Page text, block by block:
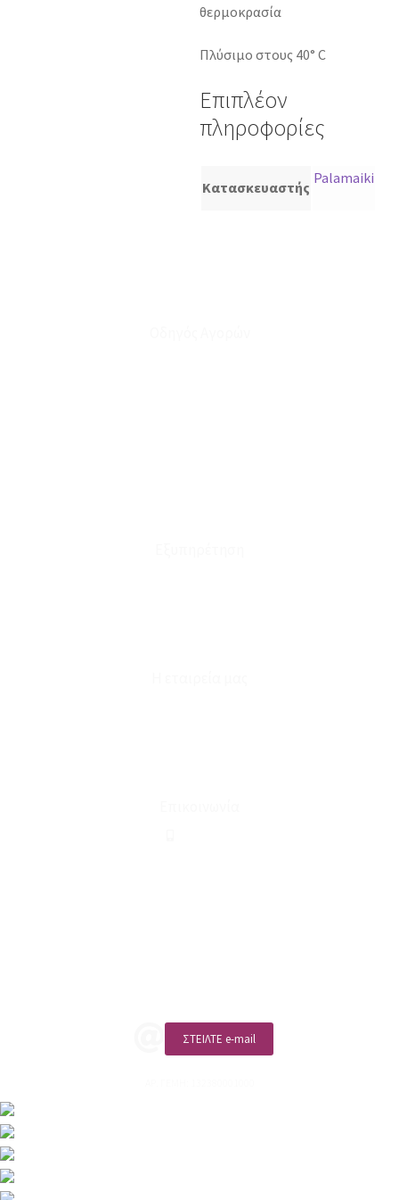
θερμοκρασία
Πλύσιμο στους 40° C
Επιπλέον
πληροφορίες
Κατασκευαστής
Palamaiki
ΣΤΕΙΛΤΕ e-mail